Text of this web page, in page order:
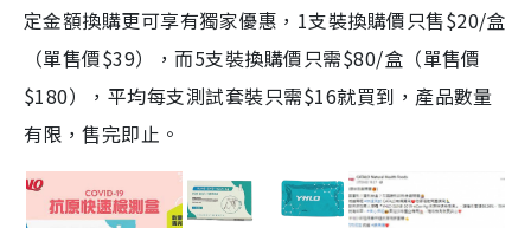
定金額換購更可享有獨家優惠，1支裝換購價只售$20/盒
（單售價$39），而5支裝換購價只需$80/盒（單售價
$180），平均每支測試套裝只需$16就買到，產品數量
有限，售完即止。